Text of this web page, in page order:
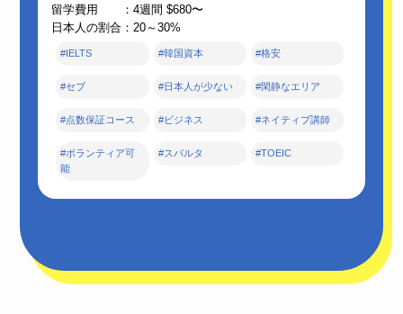
留学費用 ：4週間 $680〜
日本人の割合：20～30%
#IELTS #韓国資本 #格安
#セブ #日本人が少ない #閑静なエリア
#点数保証コース #ビジネス #ネイティブ講師
#ボランティア可
能
#スパルタ #TOEIC